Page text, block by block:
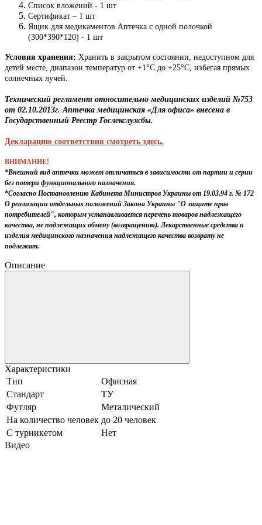
Список вложений - 1 шт
Сертификат – 1 шт
Ящик для медикаментов Аптечка с одной полочкой
(300*390*120) - 1 шт
Условия хранения: Хранить в закрытом состоянии, недоступном для
детей месте, диапазон температур от +1°C до +25°C, избегая прямых
солнечных лучей.
Технический регламент относительно медицинских изделий №753
от 02.10.2013г. Аптечка медицинская «Для офиса» внесена в
Государственный Реестр Гослекслужбы.
Декларацию соответствия смотреть здесь.
ВНИМАНИЕ!
*Внешний вид аптечки может отличаться в зависимости от партии и серии
без потери функционального назначения.
*Согласно Постановлению Кабинета Министров Украины от 19.03.94 г. № 172
О реализации отдельных положений Закона Украины "О защите прав
потребителей", которым устанавливается перечень товаров надлежащего
качества, не подлежащих обмену (возвращению). Лекарственные средства и
изделия медицинского назначения надлежащего качества возврату не
подлежат.
Описание
Характеристики
Тип
Офисная
Стандарт
ТУ
Футляр
Металический
На количество человек до 20 человек
С турникетом
Нет
Видео